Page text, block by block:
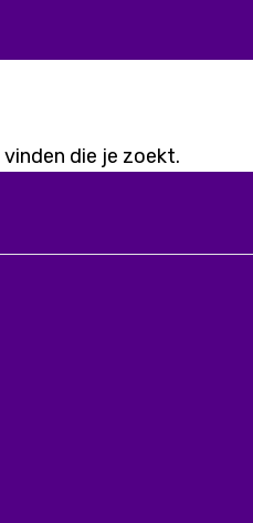
die je zoekt.